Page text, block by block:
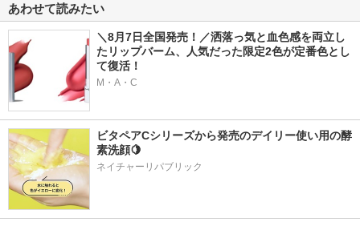
あわせて読みたい
＼8月7日全国発売！／洒落っ気と血色感を両立し
たリップバーム、人気だった限定2色が定番色とし
て復活！
M・A・C
ビタペアCシリーズから発売のデイリー使い用の酵
素洗顔🍋
ネイチャーリパブリック